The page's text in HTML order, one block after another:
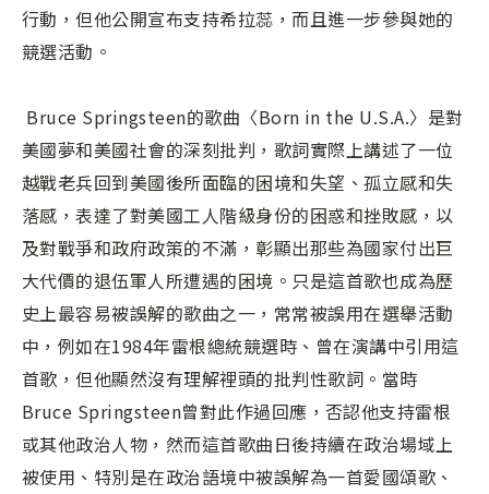
行動，但他公開宣布支持希拉蕊，而且進一步參與她的
競選活動。
Bruce Springsteen的歌曲〈Born in the U.S.A.〉是對
美國夢和美國社會的深刻批判，歌詞實際上講述了一位
越戰老兵回到美國後所面臨的困境和失望、孤立感和失
落感，表達了對美國工人階級身份的困惑和挫敗感，以
及對戰爭和政府政策的不滿，彰顯出那些為國家付出巨
大代價的退伍軍人所遭遇的困境。只是這首歌也成為歷
史上最容易被誤解的歌曲之一，常常被誤用在選舉活動
中，例如在1984年雷根總統競選時、曾在演講中引用這
首歌，但他顯然沒有理解裡頭的批判性歌詞。當時
Bruce Springsteen曾對此作過回應，否認他支持雷根
或其他政治人物，然而這首歌曲日後持續在政治場域上
被使用、特別是在政治語境中被誤解為一首愛國頌歌、